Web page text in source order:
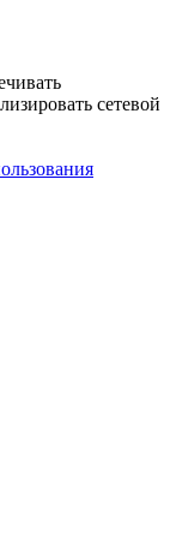
сетевой